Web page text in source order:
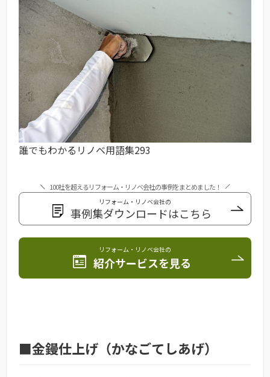
誰でもわかるリノベ用語集293
100社を超えるリフォーム・リノベ会社の事例をまとめました！
リフォーム・リノベ会社の
事例集ダウンロードはこちら
リフォーム・リノベ会社の
紹介サービスを見る
■金鏝仕上げ（かなごてしあげ）